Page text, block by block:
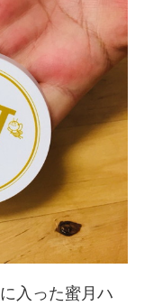
入った蜜月ハ